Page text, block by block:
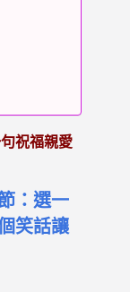
祝福親愛
：選一
笑話讓